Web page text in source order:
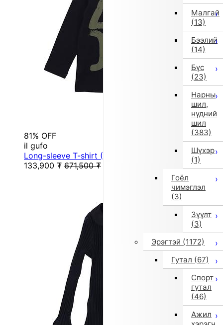
Малгай
(13)
Бээлий
(14)
Бүс
(23)
Нарны
шил,
нүдний
шил
(383)
Шүхэр
(1)
Гоёл
чимэглэл
(3)
Зүүлт
(3)
Эрэгтэй (1172)
Гутал (67)
Спорт
гутал
(46)
Ажил
81% OFF
il gufo
Long-sleeve T-shirt (Black)
133,900 ₮ 671,500 ₮